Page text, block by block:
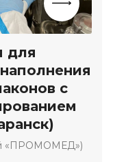
для
с
«ПРОМОМЕД»)